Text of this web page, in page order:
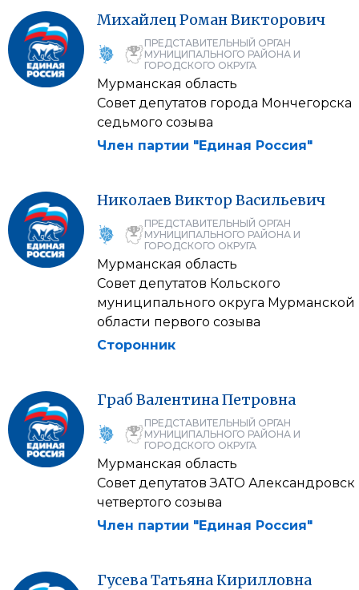
МихайлецРоманВикторович
ПРЕДСТАВИТЕЛЬНЫЙ ОРГАН
МУНИЦИПАЛЬНОГО РАЙОНА И
ГОРОДСКОГО ОКРУГА
Мурманская область
Совет депутатов города Мончегорска
седьмого созыва
Член партии "Единая Россия"
Николаев Виктор Васильевич
ПРЕДСТАВИТЕЛЬНЫЙ ОРГАН
МУНИЦИПАЛЬНОГО РАЙОНА И
ГОРОДСКОГО ОКРУГА
Мурманская область
Совет депутатов Кольского
муниципального округа Мурманской
области первого созыва
Сторонник
Граб ВалентинаПетровна
ПРЕДСТАВИТЕЛЬНЫЙ ОРГАН
МУНИЦИПАЛЬНОГО РАЙОНА И
ГОРОДСКОГО ОКРУГА
Мурманская область
Совет депутатов ЗАТО Александровск
четвертого созыва
Член партии "Единая Россия"
ГусеваТатьяна Кирилловна